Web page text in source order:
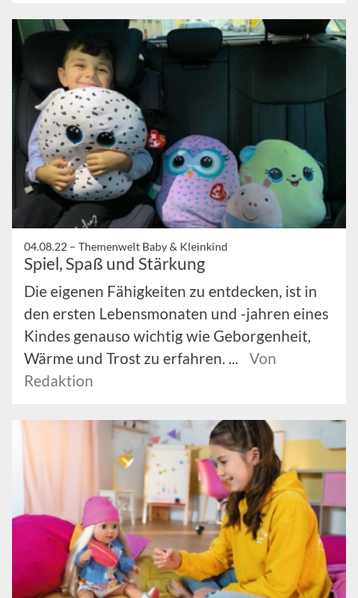
04.08.22 – Themenwelt Baby & Kleinkind
Spiel, Spaß und Stärkung
Die eigenen Fähigkeiten zu entdecken, ist in
den ersten Lebensmonaten und -jahren eines
Kindes genauso wichtig wie Geborgenheit,
Wärme und Trost zu erfahren. ...
Von
Redaktion